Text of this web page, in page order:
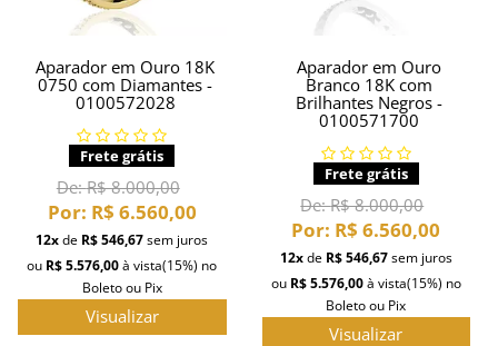
Aparador em Ouro 18K
0750 com Diamantes -
0100572028
Frete grátis
De:R$ 8.000,00
Por: R$ 6.560,00
12xde R$ 546,67sem juros
ou R$ 5.576,00à vista(15%) no
Boleto ou Pix
Visualizar
Aparador em Ouro
Branco 18K com
Brilhantes Negros -
0100571700
Frete grátis
De:R$ 8.000,00
Por: R$ 6.560,00
12xde R$ 546,67sem juros
ou R$ 5.576,00à vista(15%) no
Boleto ou Pix
Visualizar